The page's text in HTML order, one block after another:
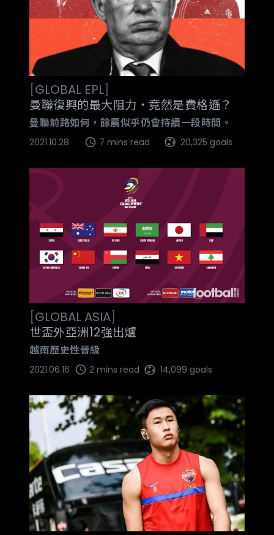
[GLOBAL EPL]
曼聯復興的最大阻力‧竟然是費格遜？
曼聯前路如何，餘震似乎仍會持續一段時間。
2021.10.28 7 mins read 20,325 goals
[GLOBAL ASIA]
世盃外亞洲12強出爐
越南歷史性晉級
2021.06.16 2 mins read 14,099 goals